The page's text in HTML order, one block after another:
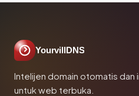
YourvillDNS
Intelijen domain otomatis dan
untuk web terbuka.